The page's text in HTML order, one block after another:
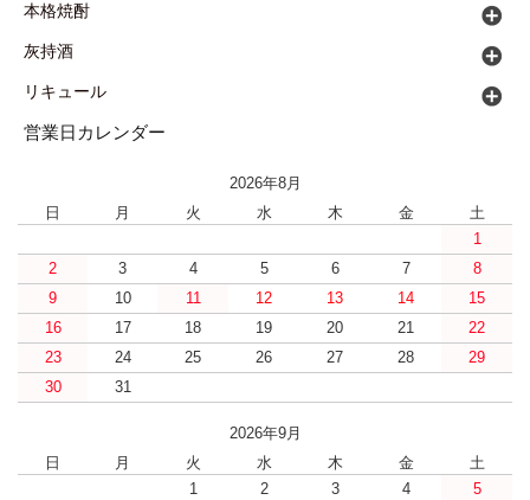
本格焼酎
灰持酒
リキュール
営業日カレンダー
2026年8月
日
月 火 水 木 金
土
1
2
3 4 5 6 7
8
9
10 11 12 13 14
15
16
17 18 19 20 21
22
23
24 25 26 27 28
29
30
31
2026年9月
日
月 火 水 木 金
土
1
2 3 4
5